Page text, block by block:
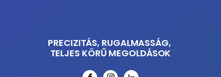
PRECIZITÁS, RUGALMASSÁG,
TELJES KÖRŰ MEGOLDÁSOK